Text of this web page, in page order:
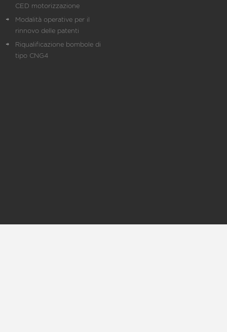
CED motorizzazione
Modalità operative per il
rinnovo delle patenti
Riqualificazione bombole di
tipo CNG4